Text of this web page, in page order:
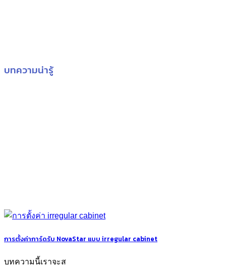
บทความน่ารู้
การตั้งค่าการ์ดรับ NovaStar แบบ irregular cabinet
บทความนี้เราจะส